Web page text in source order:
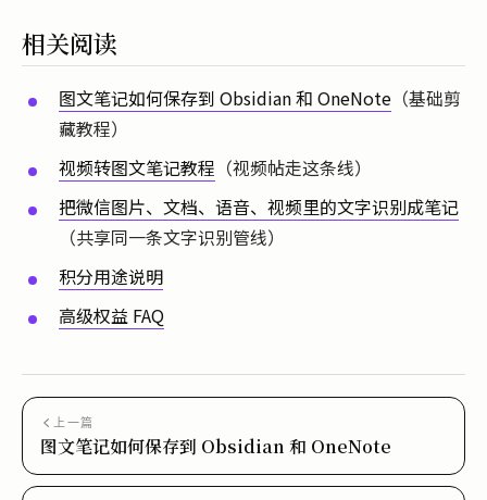
相关阅读
图文笔记如何保存到 Obsidian 和 OneNote （基础剪
藏教程）
视频转图文笔记教程 （视频帖走这条线）
把微信图片、文档、语音、视频里的文字识别成笔记
（共享同一条文字识别管线）
积分用途说明
高级权益 FAQ
上一篇
图文笔记如何保存到 Obsidian 和 OneNote